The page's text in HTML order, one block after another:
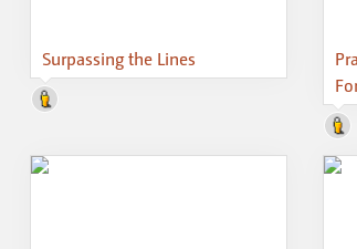
Surpassing the Lines